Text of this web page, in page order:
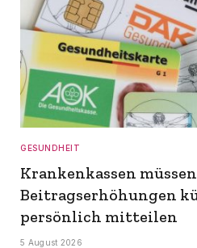
GESUNDHEIT
Krankenkassen müssen
Beitragserhöhungen
persönlich mitteilen
5 August 2026